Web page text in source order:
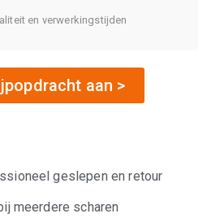
en verwerkingstijden
aan >
geslepen en retour
meerdere scharen